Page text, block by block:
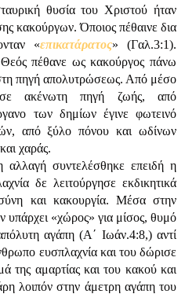
θυσία του Χριστού ήταν
κακούργων. Όποιος πέθαινε δια
«επικατάρατος» (Γαλ.3:1).
πέθανε ως κακούργος πάνω
πηγή απολυτρώσεως. Από μέσο
σε ακένωτη πηγή ζωής, από
των δημίων έγινε φωτεινό
από ξύλο πόνου και ωδίνων
χαράς.
συντελέσθηκε επειδή η
δε λειτούργησε εκδικητικά
και κακουργία. Μέσα στην
υπάρχει «χώρος» για μίσος, θυμό
αγάπη (Α΄ Ιωάν.4:8,) αντί
ευσπλαχνία και του δώρισε
της αμαρτίας και του κακού και
λοιπόν στην άμετρη αγάπη του